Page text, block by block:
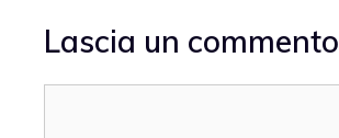
Lascia un commento